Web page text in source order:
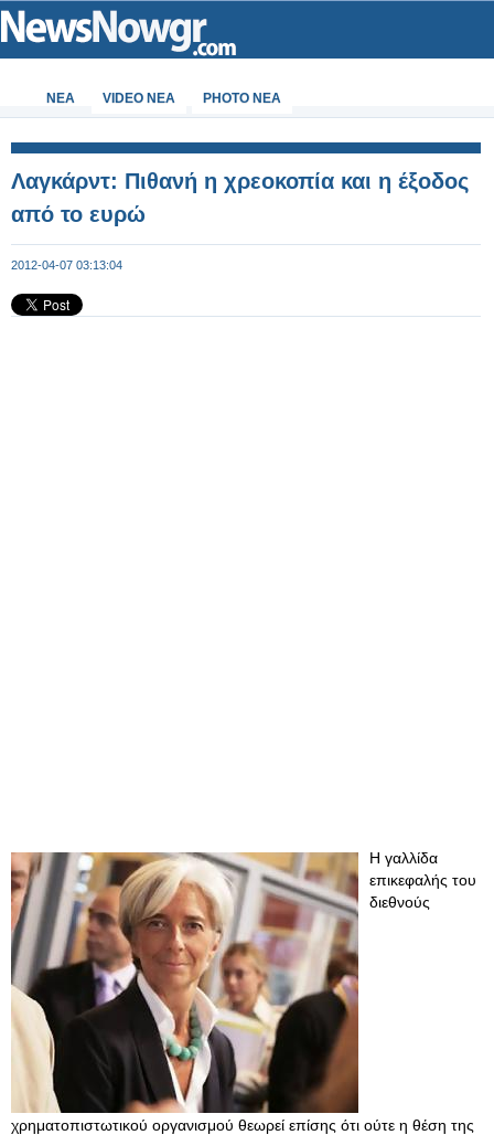
ΝΕΑ VIDEO NEA PHOTO NEA
Λαγκάρντ: Πιθανή η χρεοκοπία και η έξοδος
από το ευρώ
2012-04-07 03:13:04
Η γαλλίδα
επικεφαλής του
διεθνούς
χρηματοπιστωτικού οργανισμού θεωρεί επίσης ότι ούτε η θέση της